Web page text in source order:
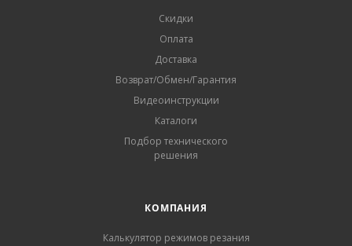
Скидки
Оплата
Доставка
Возврат/Обмен/Гарантия
Видеоинструкции
Каталоги
Подбор технического
решения
КОМПАНИЯ
Калькулятор режимов резания